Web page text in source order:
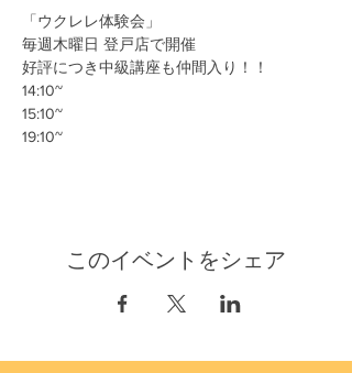
「ウクレレ体験会」
毎週木曜日 登戸店で開催
好評につき中級講座も仲間入り！！
14:10~
15:10~
19:10~
このイベントをシェア